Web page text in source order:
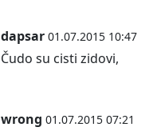
dapsar 01.07.2015 10:47
Čudo su cisti zidovi,
wrong 01.07.2015 07:21